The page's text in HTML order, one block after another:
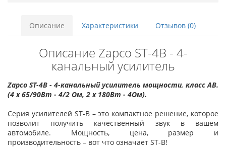
Описание Характеристики Отзывов (0)
Описание Zapco ST-4B - 4-
канальный усилитель
Zapco ST-4B - 4-канальный усилитель мощности, класс AB.
(4 x 65/90Вт - 4/2 Ом, 2 х 180Вт - 4Ом).
Серия усилителей ST-B – это компактное решение, которое
позволит получить качественный звук в вашем
автомобиле. Мощность, цена, размер и
производительность – вот что означает ST-B!